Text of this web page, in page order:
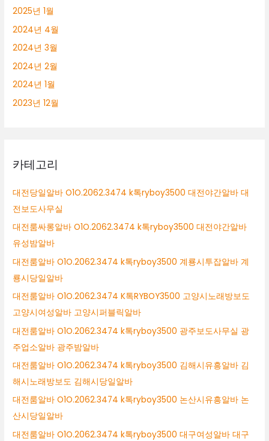
2025년 1월
2024년 4월
2024년 3월
2024년 2월
2024년 1월
2023년 12월
카테고리
대전당일알바 O1O.2062.3474 k톡ryboy3500 대전야간알바 대
전보도사무실
대전룸싸롱알바 O1O.2062.3474 k톡ryboy3500 대전야간알바
유성밤알바
대전룸알바 O1O.2062.3474 k톡ryboy3500 계룡시투잡알바 계
룡시당일알바
대전룸알바 O1O.2062.3474 K톡RYBOY3500 고양시노래방보도
고양시여성알바 고양시퍼블릭알바
대전룸알바 O1O.2062.3474 k톡ryboy3500 광주보도사무실 광
주업소알바 광주밤알바
대전룸알바 O1O.2062.3474 k톡ryboy3500 김해시유흥알바 김
해시노래방보도 김해시당일알바
대전룸알바 O1O.2062.3474 k톡ryboy3500 논산시유흥알바 논
산시당일알바
대전룸알바 O1O.2062.3474 k톡ryboy3500 대구여성알바 대구